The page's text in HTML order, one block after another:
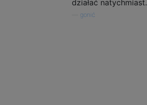
działać natychmiast.
gonić